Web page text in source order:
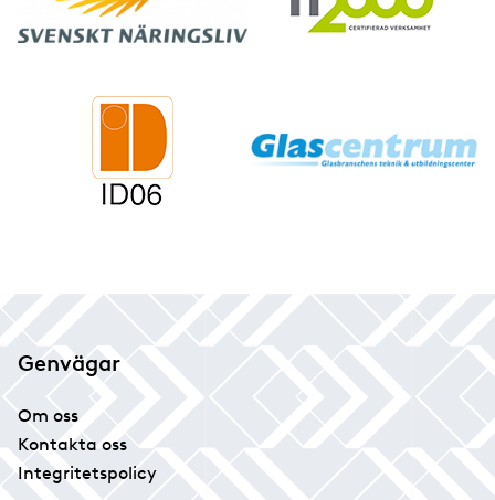
Genvägar
Om oss
Kontakta oss
Integritetspolicy